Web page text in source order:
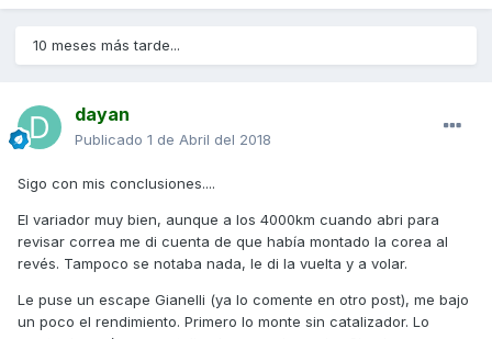
10 meses más tarde...
dayan
Publicado 1 de Abril del 2018
Sigo con mis conclusiones....
El variador muy bien, aunque a los 4000km cuando abri para
revisar correa me di cuenta de que había montado la corea al
revés. Tampoco se notaba nada, le di la vuelta y a volar.
Le puse un escape Gianelli (ya lo comente en otro post), me bajo
un poco el rendimiento. Primero lo monte sin catalizador. Lo